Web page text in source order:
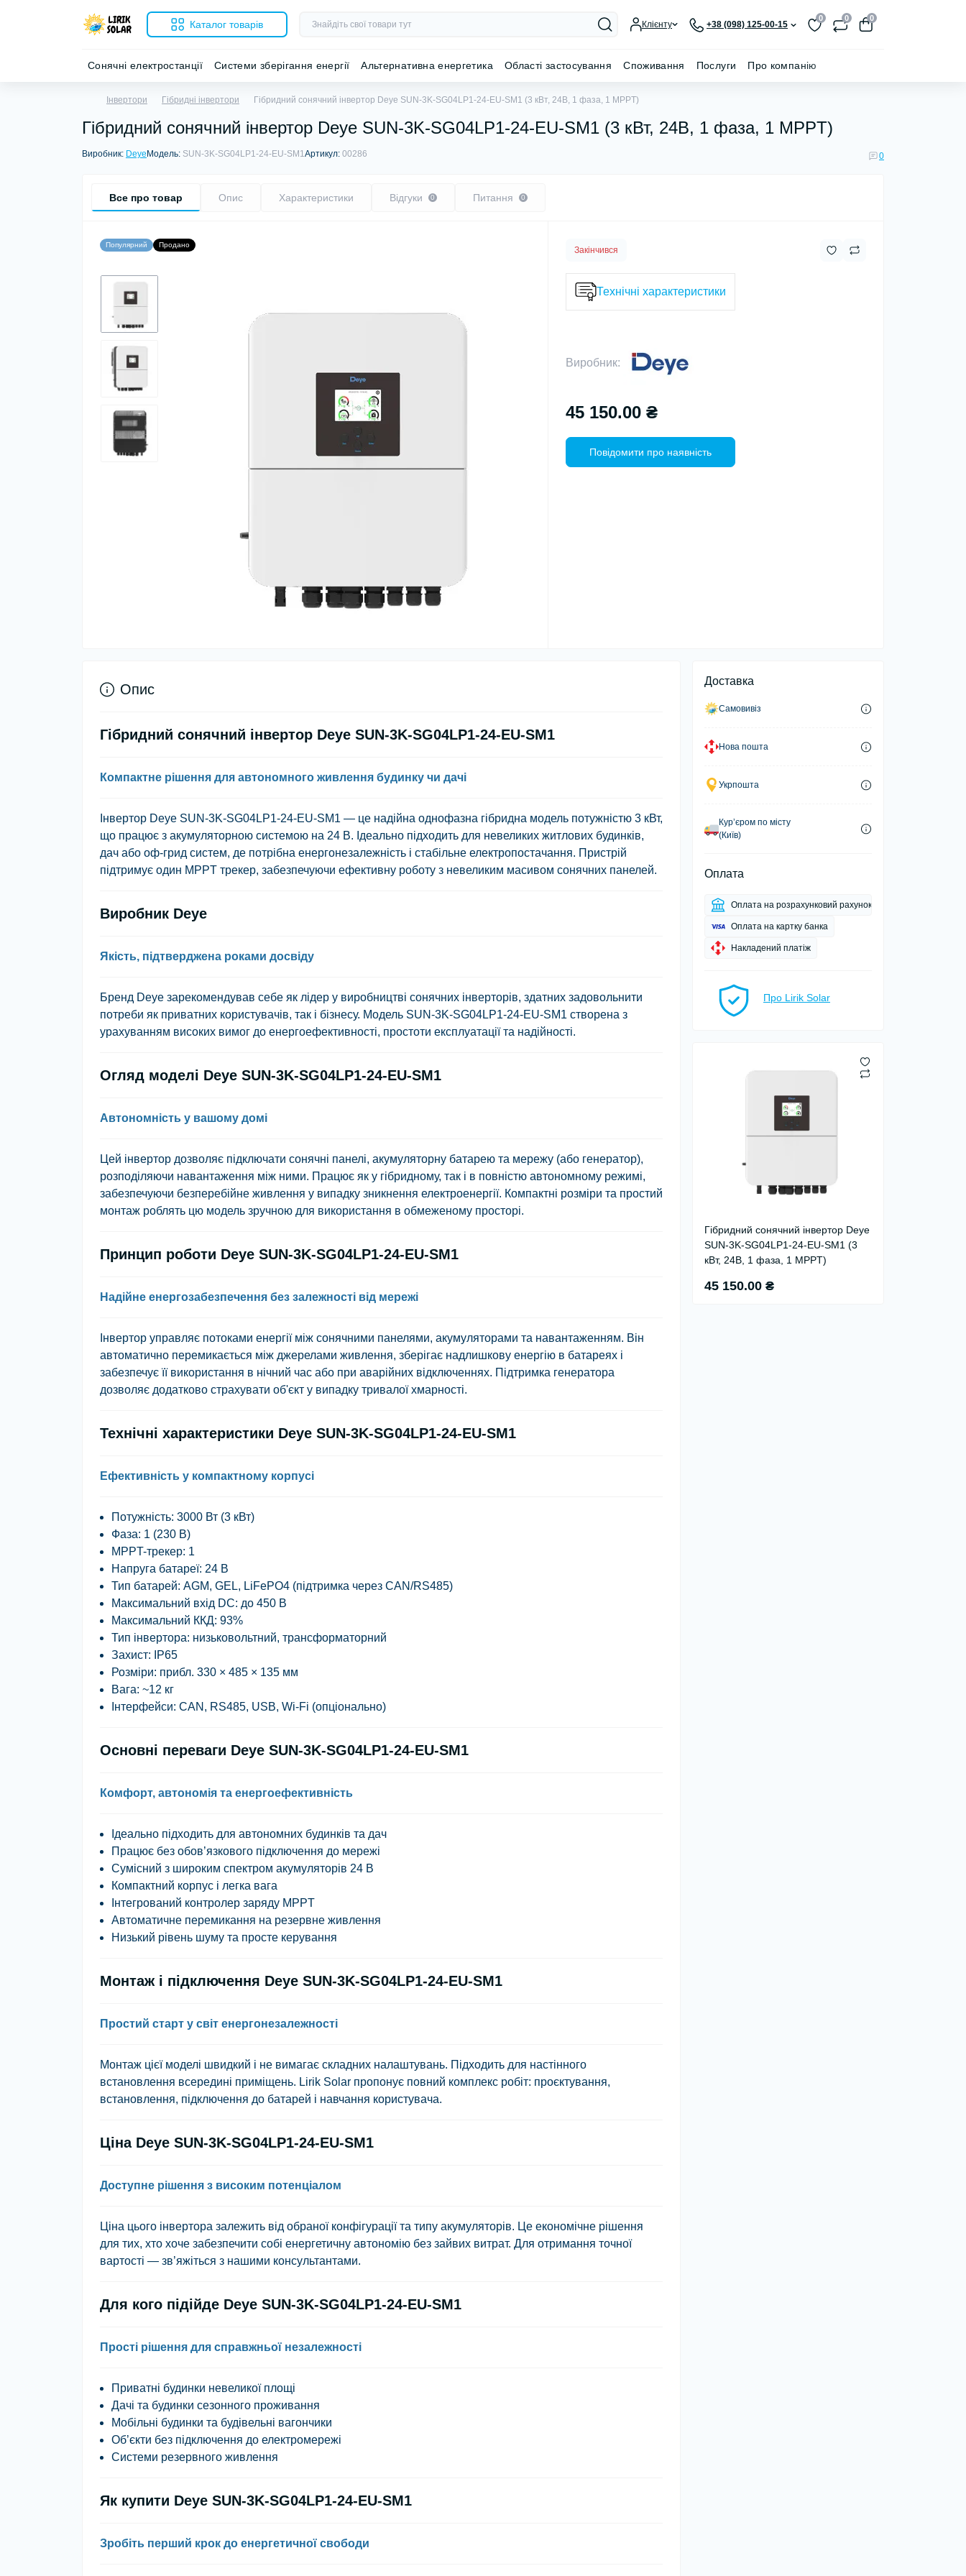
Каталог товарів Клієнту +38 (098) 125-00-15
0 0 0
Сонячні електростанції Системи зберігання енергії Альтернативна енергетика Області застосування Споживання Послуги Про компанію
Інвертори Гібридні інвертори Гібридний сонячний інвертор Deye SUN-3K-SG04LP1-24-EU-SM1 (3 кВт, 24В, 1 фаза, 1 MPPT)
Гібридний сонячний інвертор Deye SUN-3K-SG04LP1-24-EU-SM1 (3 кВт, 24В, 1 фаза, 1 MPPT)
Виробник: Deye Модель: SUN-3K-SG04LP1-24-EU-SM1Артикул: 00286 0
Все про товар Опис Характеристики Відгуки 0 Питання 0
Популярний Продано
Закінчився
Технічні характеристики
Виробник:
45 150.00 ₴
Повідомити про наявність
Доставка
Самовивіз
Нова пошта
Укрпошта
Курʼєром по місту
(Київ)
Оплата
Оплата на розрахунковий рахунок
Оплата на картку банка
Накладений платіж
Про Lirik Solar
Гібридний сонячний інвертор Deye
SUN-3K-SG04LP1-24-EU-SM1 (3
кВт, 24В, 1 фаза, 1 MPPT)
45 150.00 ₴
Опис
Гібридний сонячний інвертор Deye SUN-3K-SG04LP1-24-EU-SM1
Компактне рішення для автономного живлення будинку чи дачі
Інвертор Deye SUN-3K-SG04LP1-24-EU-SM1 — це надійна однофазна гібридна модель потужністю 3 кВт,
що працює з акумуляторною системою на 24 В. Ідеально підходить для невеликих житлових будинків,
дач або оф-грид систем, де потрібна енергонезалежність і стабільне електропостачання. Пристрій
підтримує один MPPT трекер, забезпечуючи ефективну роботу з невеликим масивом сонячних панелей.
Виробник Deye
Якість, підтверджена роками досвіду
Бренд Deye зарекомендував себе як лідер у виробництві сонячних інверторів, здатних задовольнити
потреби як приватних користувачів, так і бізнесу. Модель SUN-3K-SG04LP1-24-EU-SM1 створена з
урахуванням високих вимог до енергоефективності, простоти експлуатації та надійності.
Огляд моделі Deye SUN-3K-SG04LP1-24-EU-SM1
Автономність у вашому домі
Цей інвертор дозволяє підключати сонячні панелі, акумуляторну батарею та мережу (або генератор),
розподіляючи навантаження між ними. Працює як у гібридному, так і в повністю автономному режимі,
забезпечуючи безперебійне живлення у випадку зникнення електроенергії. Компактні розміри та простий
монтаж роблять цю модель зручною для використання в обмеженому просторі.
Принцип роботи Deye SUN-3K-SG04LP1-24-EU-SM1
Надійне енергозабезпечення без залежності від мережі
Інвертор управляє потоками енергії між сонячними панелями, акумуляторами та навантаженням. Він
автоматично перемикається між джерелами живлення, зберігає надлишкову енергію в батареях і
забезпечує її використання в нічний час або при аварійних відключеннях. Підтримка генератора
дозволяє додатково страхувати об'єкт у випадку тривалої хмарності.
Технічні характеристики Deye SUN-3K-SG04LP1-24-EU-SM1
Ефективність у компактному корпусі
Потужність: 3000 Вт (3 кВт)
Фаза: 1 (230 В)
MPPT-трекер: 1
Напруга батареї: 24 В
Тип батарей: AGM, GEL, LiFePO4 (підтримка через CAN/RS485)
Максимальний вхід DC: до 450 В
Максимальний ККД: 93%
Тип інвертора: низьковольтний, трансформаторний
Захист: IP65
Розміри: прибл. 330 × 485 × 135 мм
Вага: ~12 кг
Інтерфейси: CAN, RS485, USB, Wi-Fi (опціонально)
Основні переваги Deye SUN-3K-SG04LP1-24-EU-SM1
Комфорт, автономія та енергоефективність
Ідеально підходить для автономних будинків та дач
Працює без обов’язкового підключення до мережі
Сумісний з широким спектром акумуляторів 24 В
Компактний корпус і легка вага
Інтегрований контролер заряду MPPT
Автоматичне перемикання на резервне живлення
Низький рівень шуму та просте керування
Монтаж і підключення Deye SUN-3K-SG04LP1-24-EU-SM1
Простий старт у світ енергонезалежності
Монтаж цієї моделі швидкий і не вимагає складних налаштувань. Підходить для настінного
встановлення всередині приміщень. Lirik Solar пропонує повний комплекс робіт: проєктування,
встановлення, підключення до батарей і навчання користувача.
Ціна Deye SUN-3K-SG04LP1-24-EU-SM1
Доступне рішення з високим потенціалом
Ціна цього інвертора залежить від обраної конфігурації та типу акумуляторів. Це економічне рішення
для тих, хто хоче забезпечити собі енергетичну автономію без зайвих витрат. Для отримання точної
вартості — зв’яжіться з нашими консультантами.
Для кого підійде Deye SUN-3K-SG04LP1-24-EU-SM1
Прості рішення для справжньої незалежності
Приватні будинки невеликої площі
Дачі та будинки сезонного проживання
Мобільні будинки та будівельні вагончики
Об’єкти без підключення до електромережі
Системи резервного живлення
Як купити Deye SUN-3K-SG04LP1-24-EU-SM1
Зробіть перший крок до енергетичної свободи